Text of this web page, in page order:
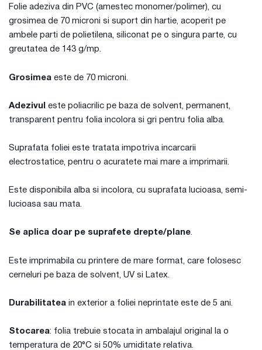
Folie adeziva din PVC (amestec monomer/polimer), cu
grosimea de 70 microni si suport din hartie, acoperit pe
ambele parti de polietilena, siliconat pe o singura parte, cu
greutatea de 143 g/mp.
Grosimea este de 70 microni.
Adezivul este poliacrilic pe baza de solvent, permanent,
transparent pentru folia incolora si gri pentru folia alba.
Suprafata foliei este tratata impotriva incarcarii
electrostatice, pentru o acuratete mai mare a imprimarii.
Este disponibila alba si incolora, cu suprafata lucioasa, semi-
lucioasa sau mata.
Se aplica doar pe suprafete drepte/plane.
Este imprimabila cu printere de mare format, care folosesc
cerneluri pe baza de solvent, UV si Latex.
Durabilitatea in exterior a foliei neprintate este de 5 ani.
Stocarea: folia trebuie stocata in ambalajul original la o
temperatura de 20°C si 50% umiditate relativa.